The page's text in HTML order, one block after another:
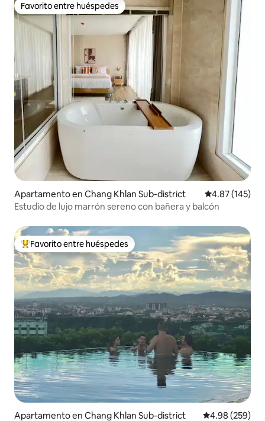
Favorito entre huéspedes
Favorito entre huéspedes
Apartamento en Chang Khlan Sub-district Calificación
4.87 (145)
Estudio de lujo marrón sereno con bañera y balcón
Favorito entre huéspedes preferido
Favorito entre huéspedes
Apartamento en Chang Khlan Sub-district Calificación
4.98 (259)